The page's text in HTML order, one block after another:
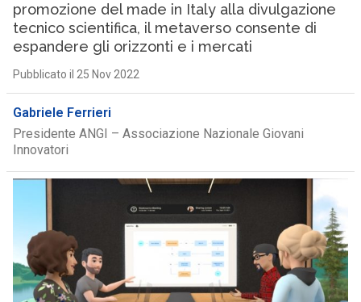
promozione del made in Italy alla divulgazione
tecnico scientifica, il metaverso consente di
espandere gli orizzonti e i mercati
Pubblicato il 25 Nov 2022
Gabriele Ferrieri
Presidente ANGI – Associazione Nazionale Giovani
Innovatori